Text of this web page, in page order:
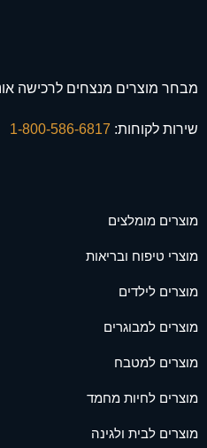
מבחר מוצרים מנצחים לרכישה
שירות לקוחות:
מוצרים מומלצים
מוצרי טיפוח ובריאות
מוצרים לילדים
מוצרים למבוגרים
מוצרים למטבח
מוצרים לחיות מחמד
מוצרים לבית ולגינה